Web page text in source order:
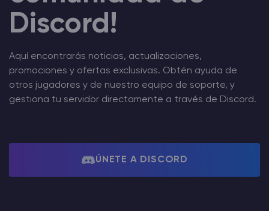
Discord!
Aquí encontrarás noticias, actualizaciones,
promociones y ofertas exclusivas. Obtén ayuda de
otros jugadores y de nuestro equipo de soporte, y
gestiona tu servidor directamente a través de Discord.
ÚNETE A DISCORD